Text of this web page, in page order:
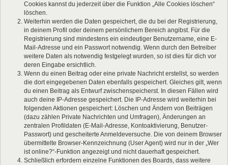
Cookies kannst du jederzeit über die Funktion „Alle Cookies löschen“
löschen.
Weiterhin werden die Daten gespeichert, die du bei der Registrierung,
in deinem Profil oder deinem persönlichem Bereich angibst. Für die
Registrierung sind mindestens ein eindeutiger Benutzername, eine E-
Mail-Adresse und ein Passwort notwendig. Wenn durch den Betreiber
weitere Daten als notwendig festgelegt wurden, so ist dies für dich vor
deren Eingabe ersichtlich.
Wenn du einen Beitrag oder eine private Nachricht erstellst, so werden
die dort eingegebenen Daten ebenfalls gespeichert. Gleiches gilt, wenn
du einen Beitrag als Entwurf zwischenspeicherst. In diesen Fällen wird
auch deine IP-Adresse gespeichert. Die IP-Adresse wird weiterhin bei
folgenden Aktionen gespeichert: Löschen und Ändern von Beiträgen
(dazu zählen Private Nachrichten und Umfragen), Änderungen an
zentralen Profildaten (E-Mail-Adresse, Kontoaktivierung, Benutzer-
Passwort) und gescheiterte Anmeldeversuche. Die von deinem Browser
übermittelte Browser-Kennzeichnung (User Agent) wird nur in der „Wer
ist online?“-Funktion angezeigt und nicht dauerhaft gespeichert.
Schließlich erfordern einzelne Funktionen des Boards, dass weitere